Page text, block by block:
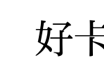
好